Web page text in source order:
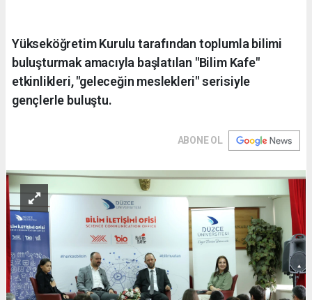
Yükseköğretim Kurulu tarafından toplumla bilimi
buluşturmak amacıyla başlatılan "Bilim Kafe"
etkinlikleri, "geleceğin meslekleri" serisiyle
gençlerle buluştu.
ABONE OL